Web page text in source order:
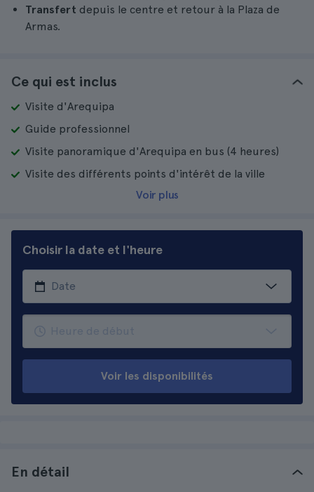
Transfert depuis le centre et retour à la Plaza de
Armas.
Ce qui est inclus
Visite d'Arequipa
Guide professionnel
Visite panoramique d'Arequipa en bus (4 heures)
Visite des différents points d'intérêt de la ville
Voir plus
Choisir la date et l'heure
Voir les disponibilités
En détail